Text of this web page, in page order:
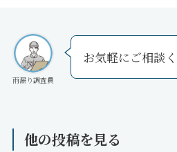
雨漏り調査員
お気軽にご相談
他の投稿を見る